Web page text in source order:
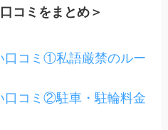
コミをまとめ＞
口コミ①私語厳禁のルー
口コミ②駐車・駐輪料金